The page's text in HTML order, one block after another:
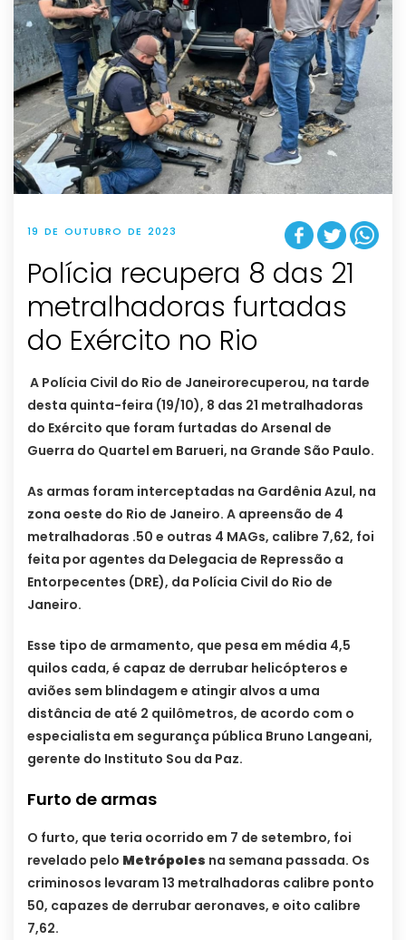
19 DE OUTUBRO DE 2023
Polícia recupera 8 das 21
metralhadoras furtadas
do Exército no Rio
A Polícia Civil do Rio de Janeirorecuperou, na tarde
desta quinta-feira (19/10), 8 das 21 metralhadoras
do Exército que foram furtadas do Arsenal de
Guerra do Quartel em Barueri, na Grande São Paulo.
As armas foram interceptadas na Gardênia Azul, na
zona oeste do Rio de Janeiro. A apreensão de 4
metralhadoras .50 e outras 4 MAGs, calibre 7,62, foi
feita por agentes da Delegacia de Repressão a
Entorpecentes (DRE), da Polícia Civil do Rio de
Janeiro.
Esse tipo de armamento, que pesa em média 4,5
quilos cada, é capaz de derrubar helicópteros e
aviões sem blindagem e atingir alvos a uma
distância de até 2 quilômetros, de acordo com o
especialista em segurança pública Bruno Langeani,
gerente do Instituto Sou da Paz.
Furto de armas
O furto, que teria ocorrido em 7 de setembro, foi
revelado pelo Metrópoles na semana passada. Os
criminosos levaram 13 metralhadoras calibre ponto
50, capazes de derrubar aeronaves, e oito calibre
7,62.